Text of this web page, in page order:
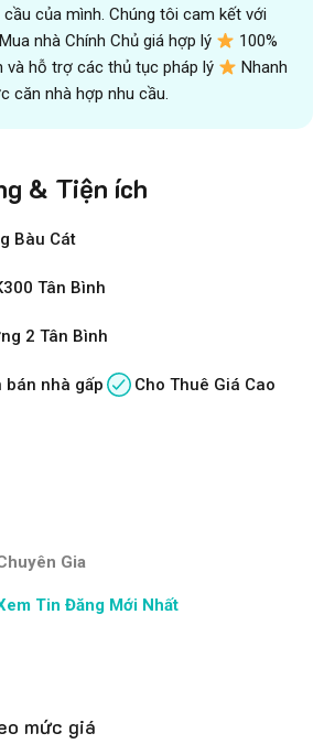
của mình. Chúng tôi cam kết với
Mua nhà Chính Chủ giá hợp lý
100%
và hỗ trợ các thủ tục pháp lý
Nhanh
căn nhà hợp nhu cầu.
& Tiện ích
Bàu Cát
Tân Bình
2 Tân Bình
bán nhà gấp Cho Thuê Giá Cao
Gia
Tin Đăng Mới Nhất
mức giá